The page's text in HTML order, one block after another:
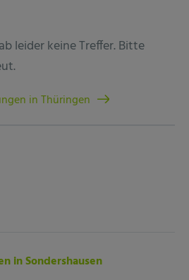
leider keine Treffer. Bitte
in Thüringen
in Sondershausen